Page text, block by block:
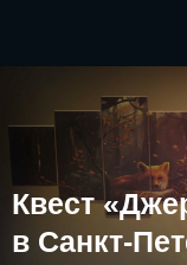
Квест
в Санкт-